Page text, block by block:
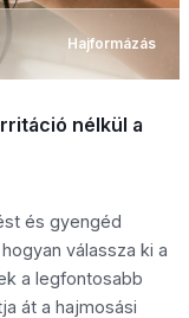
Hajformázás
nélkül a
és gyengéd
válassza ki a
a legfontosabb
át a hajmosási